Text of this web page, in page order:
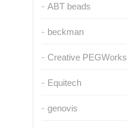
ABT beads
beckman
Creative PEGWorks
Equitech
genovis